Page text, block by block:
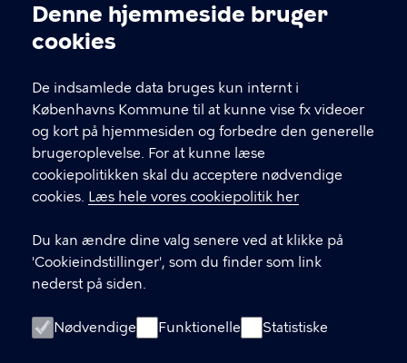
Cookieindstillinger
Denne hjemmeside bruger
cookies
De indsamlede data bruges kun internt i
Københavns Kommune til at kunne vise fx videoer
og kort på hjemmesiden og forbedre den generelle
brugeroplevelse. For at kunne læse
cookiepolitikken skal du acceptere nødvendige
cookies. Læs hele vores cookiepolitik her
Du kan ændre dine valg senere ved at klikke på
'Cookieindstillinger', som du finder som link
nederst på siden.
Nødvendige Funktionelle Statistiske
Hvis du skal i kontakt med leverandøren af et tilbud,
selve forløbet.
KONTAKT
Børne- og ungdomsforvaltningen
LINKS
Login som leverandør